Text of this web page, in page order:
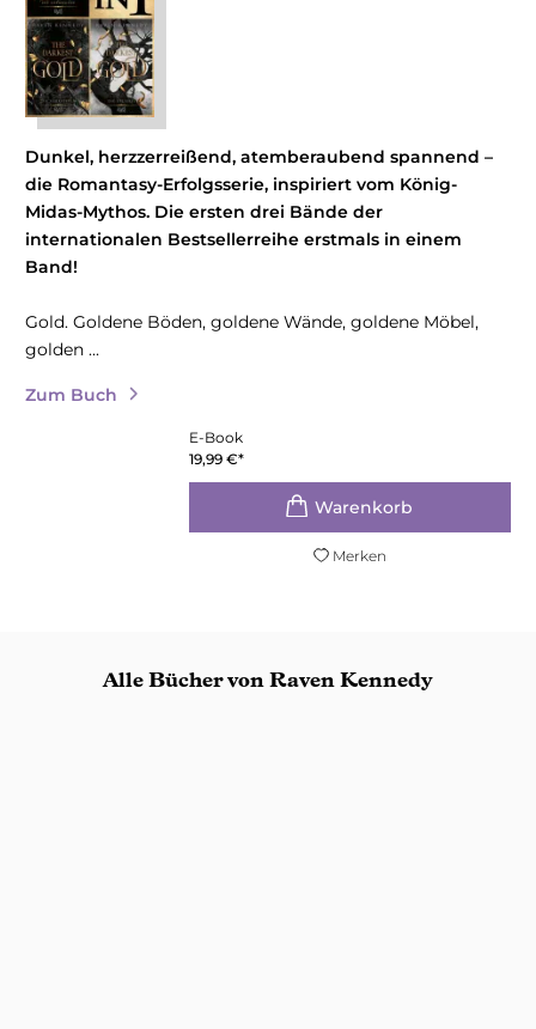
Dunkel, herzzerreißend, atemberaubend spannend –
die Romantasy-Erfolgsserie, inspiriert vom König-
Midas-Mythos. Die ersten drei Bände der
internationalen Bestsellerreihe erstmals in einem
Band!
Gold. Goldene Böden, goldene Wände, goldene Möbel,
golden ...
Zum Buch
E-Book
19,99 €*
Merken
Alle Bücher von Raven Kennedy